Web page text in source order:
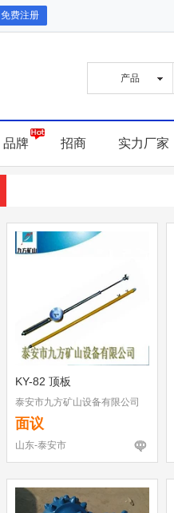
免费注册
品牌 招商 实力厂家
KY-82 顶板
泰安市九方矿山设备有限公司
面议
山东-泰安市